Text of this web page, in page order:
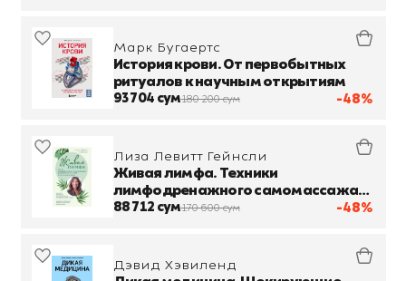
-48%
Марк Бугаертс
История крови. От первобытных
ритуалов к научным открытиям
93 704 сум180 200 сум
-48%
Лиза Левитт Гейнсли
Живая лимфа. Техники
лимфодренажного самомассажа
для укрепления иммунитета и всех
88 712 сум170 600 сум
Дэвид Хэвиленд